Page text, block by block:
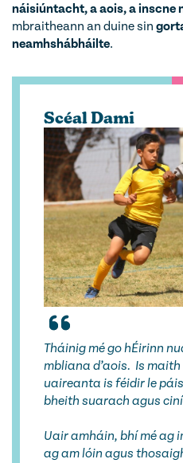
náisiúntacht, a aois, a inscne
mbraitheann an duine sin
neamhshábháilte.
Scéal Dami
Tháinig mé go hÉirinn
mbliana d’aois. Is
uaireanta is féidir le
bheith suarach agus
Uair amháin, bhí mé ag
ag am lóin agus